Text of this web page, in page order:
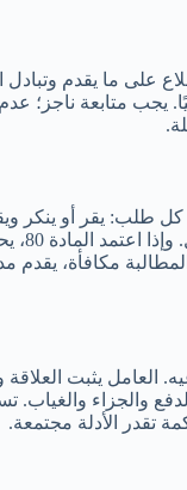
على ما يقدم وتبادل
يجب متابعة ناجز؛
طلب: يقر أو ينكر
مكافأة، يقدم
العامل يثبت العلاقة
والجزاء والغياب.
تقدر الأدلة مجتمعة.